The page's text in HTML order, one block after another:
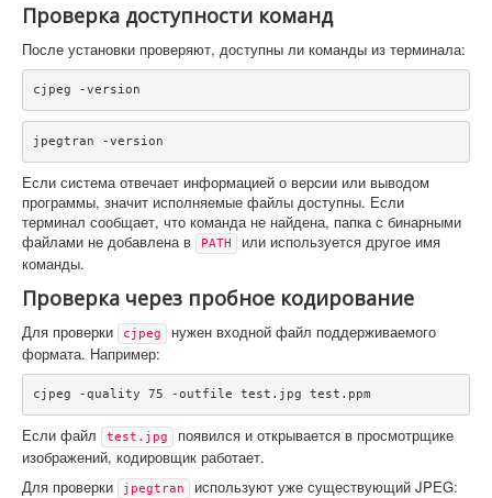
Проверка доступности команд
После установки проверяют, доступны ли команды из терминала:
cjpeg -version
jpegtran -version
Если система отвечает информацией о версии или выводом
программы, значит исполняемые файлы доступны. Если
терминал сообщает, что команда не найдена, папка с бинарными
файлами не добавлена в
PATH
или используется другое имя
команды.
Проверка через пробное кодирование
Для проверки cjpeg
нужен входной файл поддерживаемого
формата. Например:
cjpeg -quality 75 -outfile test.jpg test.ppm
Если файл test.jpg
появился и открывается в просмотрщике
изображений, кодировщик работает.
Для проверки
jpegtran используют уже существующий JPEG: